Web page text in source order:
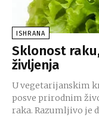
ISHRANA
Sklonost
življenja
U vegetarijanskim
posve prirodnim
raka. Razumljivo je